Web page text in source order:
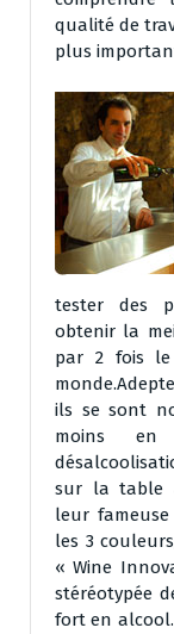
qualité de
plus
tester des
obtenir la
par 2 fois
ils se sont
moins en
sur la table
leur
les 3
« Wine
stéréotypée
fort en alcool.